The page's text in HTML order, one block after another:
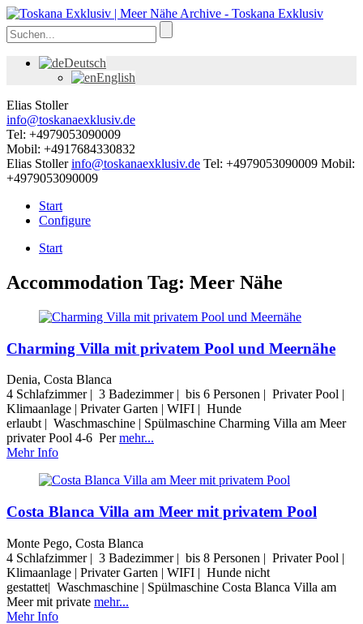
Deutsch
English
Elias Stoller
info@toskanaexklusiv.de
Tel: +4979053090009
Mobil: +4917684330832
Elias Stoller info@toskanaexklusiv.de Tel: +4979053090009 Mobil:
+4979053090009
Start
Configure
Start
Accommodation Tag: Meer Nähe
Charming Villa mit privatem Pool und Meernähe
Denia, Costa Blanca
4 Schlafzimmer | 3 Badezimmer | bis 6 Personen | Privater Pool |
Klimaanlage | Privater Garten | WIFI | Hunde
erlaubt | Waschmaschine | Spülmaschine Charming Villa am Meer
privater Pool 4-6 Permehr...
Mehr Info
Costa Blanca Villa am Meer mit privatem Pool
Monte Pego, Costa Blanca
4 Schlafzimmer | 3 Badezimmer | bis 8 Personen | Privater Pool |
Klimaanlage | Privater Garten | WIFI | Hunde nicht
gestattet| Waschmaschine | Spülmaschine Costa Blanca Villa am
Meer mit private mehr...
Mehr Info